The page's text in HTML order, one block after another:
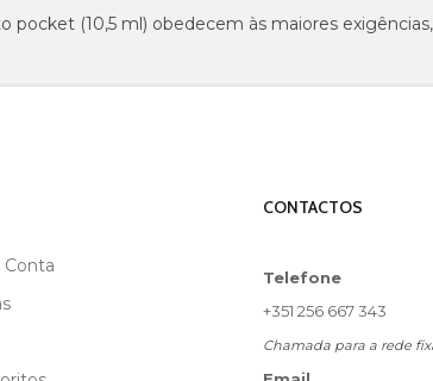
(10,5 ml) obedecem às maiores
Conta
CONTACTOS
Telefone
+351 256 667 343
Chamada para a rede